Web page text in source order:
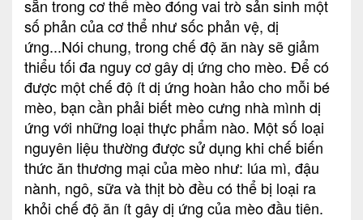
sẵn trong cơ thể mèo đóng vai trò sản sinh một
số phản của cơ thể như sốc phản vệ, dị
ứng...Nói chung, trong chế độ ăn này sẽ giảm
thiểu tối đa nguy cơ gây dị ứng cho mèo. Để có
được một chế độ ít dị ứng hoàn hảo cho mỗi bé
mèo, bạn cần phải biết mèo cưng nhà mình dị
ứng với những loại thực phẩm nào. Một số loại
nguyên liệu thường được sử dụng khi chế biến
thức ăn thương mại của mèo như: lúa mì, đậu
nành, ngô, sữa và thịt bò đều có thể bị loại ra
khỏi chế độ ăn ít gây dị ứng của mèo đầu tiên.